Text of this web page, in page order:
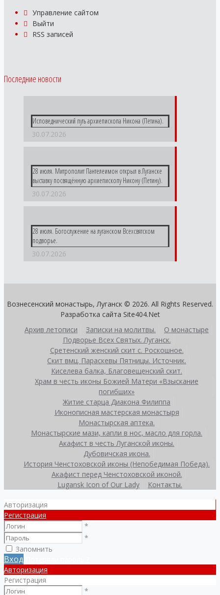
Управление сайтом
Выйти
RSS записей
Последние новости
Исповеднический путь архиепископа Никона (Петина).
30.07.2026
28 июля. Митрополит Пантелеимон открыл в Луганске
выставку посвящённую архиепископу Никону (Петину).
30.07.2026
28 июля. Богослужение на луганском Всехсвятском
подворье.
30.07.2026
Вознесенский монастырь, Луганск © 2026. All Rights Reserved.
Разработка сайта Site404.Net
Архив летописи
Записки на молитвы.
О монастыре
Подворье Всех Святых. Луганск.
Сретенский женский скит с. Роскошное.
Скит вмц. Параскевы Пятницы. Источник.
Киселева балка, Благовещенский скит.
Храм в честь иконы Божией Матери «Взыскание
погибших»
Житие старца Диакона Филиппа
Иконописная мастерская монастыря
Монастырская аптека.
Монастырские мази, капли в нос, масло для горла.
Акафист в честь Луганской иконы.
Дубовичская икона.
История Ченстоховской иконы (Непобедимая Победа).
Акафист перед Ченстоховской иконой.
Lugansk Icon of Our Lady
Контакты.
Авторизация
Регистрация
*
*
Запомнить
Вход
Авторизация
Регистрация
*